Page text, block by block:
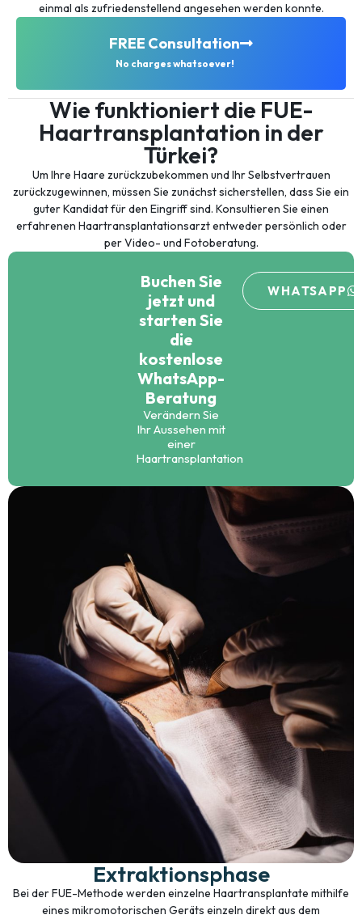
einmal als zufriedenstellend angesehen werden konnte.
FREE Consultation
No charges whatsoever!
Wie funktioniert die FUE-
Haartransplantation in der
Türkei?
Um Ihre Haare zurückzubekommen und Ihr Selbstvertrauen
zurückzugewinnen, müssen Sie zunächst sicherstellen, dass Sie ein
guter Kandidat für den Eingriff sind. Konsultieren Sie einen
erfahrenen Haartransplantationsarzt entweder persönlich oder
per Video- und Fotoberatung.
Buchen Sie
jetzt und
starten Sie
die
kostenlose
WhatsApp-
Beratung
Verändern Sie
Ihr Aussehen mit
einer
Haartransplantation
WHATSAPP
Extraktionsphase
Bei der FUE-Methode werden einzelne Haartransplantate mithilfe
eines mikromotorischen Geräts einzeln direkt aus dem